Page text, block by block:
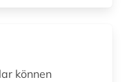
können